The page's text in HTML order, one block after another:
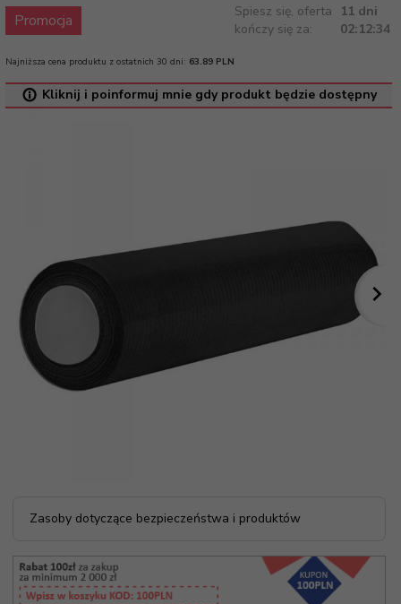
Promocja
Spiesz się, oferta
kończy się za:
11 dni
02:12:33
Najniższa cena produktu z ostatnich 30 dni: 63.89 PLN
Kliknij i poinformuj mnie gdy produkt będzie dostępny
Zasoby dotyczące bezpieczeństwa i produktów